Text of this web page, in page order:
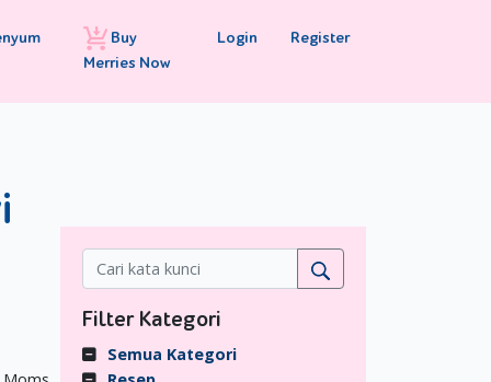
Buy
Merries Now
Login Register
Filter Kategori
Semua Kategori